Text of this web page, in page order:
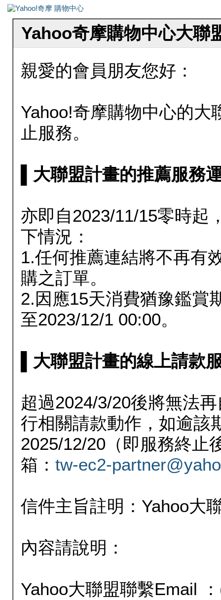
Yahoo奇摩購物中心大聯
親愛的會員朋友您好：
Yahoo!奇摩購物中心的大
止服務。
▌大聯盟計畫的推薦服務
亦即自2023/11/15零時起
下情況：
1.任何推薦連結將不再有
購之訂單。
2.因應15天消費猶豫鑑賞
至2023/12/1 00:00。
▌大聯盟計畫的線上請款
超過2024/3/20後將無法
行相關請款動作，如逾該
2025/12/20（即服務終止
箱： tw-ec2-
信件主旨註明：Yahoo大
內容請說明：
Yahoo大聯盟聯繫Email